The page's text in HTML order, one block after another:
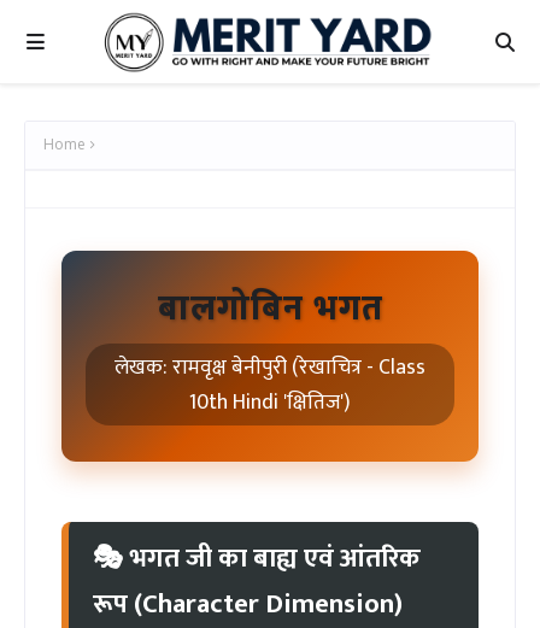
Home
बालगोबिन भगत
लेखक: रामवृक्ष बेनीपुरी (रेखाचित्र - Class
10th Hindi 'क्षितिज')
🎭 भगत जी का बाह्य एवं आंतरिक
रूप (Character Dimension)